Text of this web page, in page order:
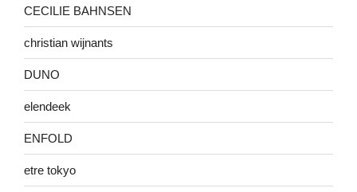
CECILIE BAHNSEN
christian wijnants
DUNO
elendeek
ENFOLD
etre tokyo